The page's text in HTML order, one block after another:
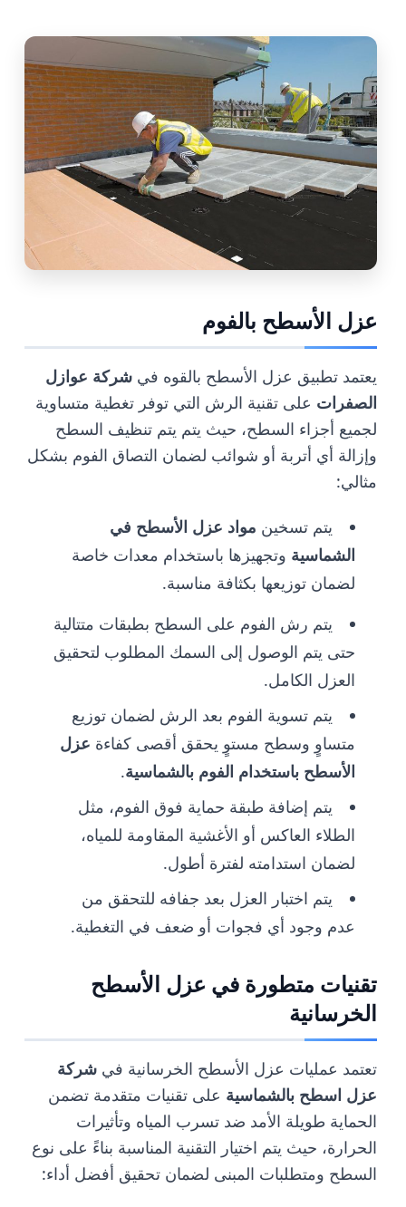
عزل الأسطح بالفوم
يعتمد تطبيق عزل الأسطح بالقوه في شركة عوازل
الصفرات على تقنية الرش التي توفر تغطية متساوية
لجميع أجزاء السطح، حيث يتم يتم تنظيف السطح
وإزالة أي أتربة أو شوائب لضمان التصاق الفوم بشكل
مثالي:
يتم تسخين مواد عزل الأسطح في
الشماسية وتجهيزها باستخدام معدات خاصة
لضمان توزيعها بكثافة مناسبة.
يتم رش الفوم على السطح بطبقات متتالية
حتى يتم الوصول إلى السمك المطلوب لتحقيق
العزل الكامل.
يتم تسوية الفوم بعد الرش لضمان توزيع
متساوٍ وسطح مستوٍ يحقق أقصى كفاءة عزل
الأسطح باستخدام الفوم بالشماسية.
يتم إضافة طبقة حماية فوق الفوم، مثل
الطلاء العاكس أو الأغشية المقاومة للمياه،
لضمان استدامته لفترة أطول.
يتم اختبار العزل بعد جفافه للتحقق من
عدم وجود أي فجوات أو ضعف في التغطية.
تقنيات متطورة في عزل الأسطح
الخرسانية
تعتمد عمليات عزل الأسطح الخرسانية في شركة
عزل اسطح بالشماسية على تقنيات متقدمة تضمن
الحماية طويلة الأمد ضد تسرب المياه وتأثيرات
الحرارة، حيث يتم اختيار التقنية المناسبة بناءً على نوع
السطح ومتطلبات المبنى لضمان تحقيق أفضل أداء: